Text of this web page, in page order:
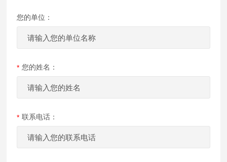
您的单位：
您的姓名：
联系电话：